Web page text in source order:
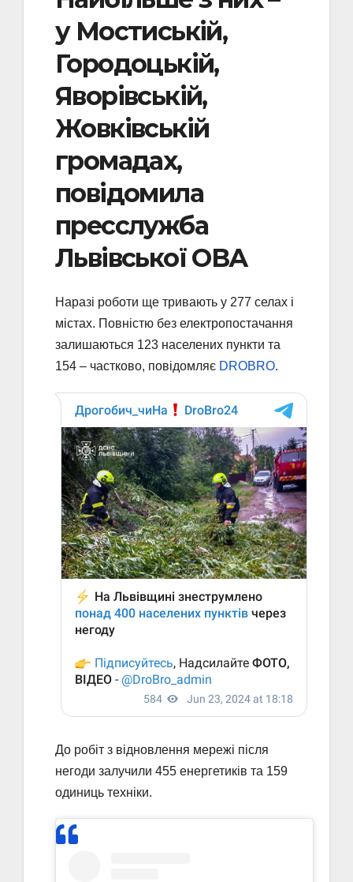
у Мостиській,
Городоцькій,
Яворівській,
Жовківській
громадах,
повідомила
пресслужба
Львівської ОВА
Наразі роботи ще тривають у 277 селах і
містах. Повністю без електропостачання
залишаються 123 населених пункти та
154 – частково, повідомляє DROBRO.
До робіт з відновлення мережі після
негоди залучили 455 енергетиків та 159
одиниць техніки.